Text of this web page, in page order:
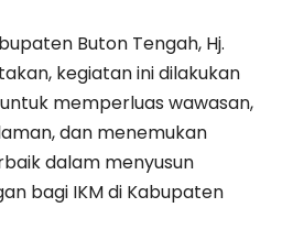
Buton Tengah, Hj.
kegiatan ini dilakukan
memperluas wawasan,
dan menemukan
dalam menyusun
bagi IKM di Kabupaten